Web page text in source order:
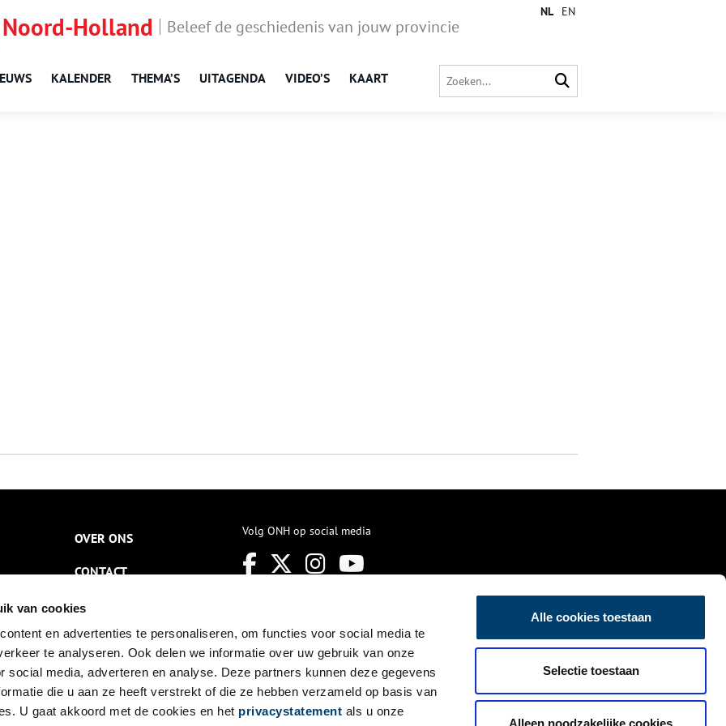
van cookies
en advertenties te personaliseren, om functies voor social media te
te analyseren. Ook delen we informatie over uw gebruik van onze
social media, adverteren en analyse. Deze partners kunnen deze gegevens
die u aan ze heeft verstrekt of die ze hebben verzameld op basis van
U gaat akkoord met de cookies en het privacystatement als u onze
Alle cookies toestaan
Selectie toestaan
Alleen noodzakelijke cookies
Holland Beleef de geschiedenis van jouw provincie
KALENDER THEMA’S UITAGENDA VIDEO’S KAART
NL EN
OVER ONS
CONTACT
NIEUWSBRIEF
DISCLAIMER
PRIVACY
TOEGANKELIJKHEID
Volg ONH op social media